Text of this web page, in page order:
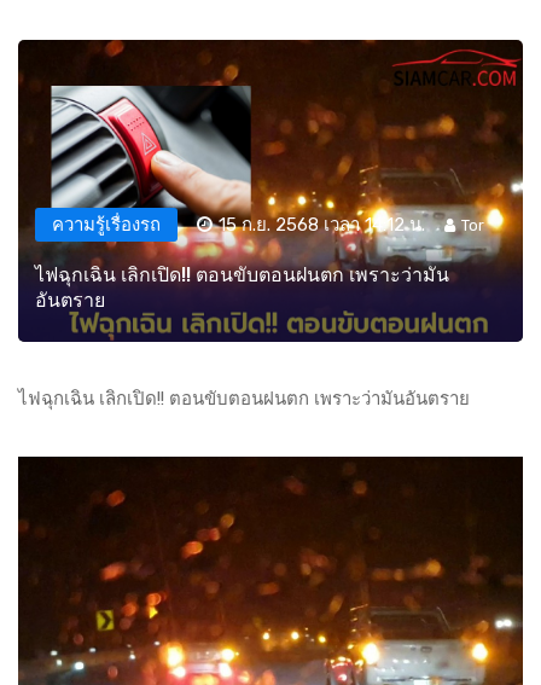
ความรู้เรื่องรถ 15 ก.ย. 2568 เวลา 14:12 น. Tor
ไฟฉุกเฉิน เลิกเปิด!! ตอนขับตอนฝนตก เพราะว่ามัน
อันตราย
ไฟฉุกเฉิน เลิกเปิด!! ตอนขับตอนฝนตก เพราะว่ามันอันตราย